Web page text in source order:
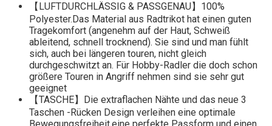
【LUFTDURCHLÄSSIG & PASSGENAU】100%
Polyester.Das Material aus Radtrikot hat einen guten
Tragekomfort (angenehm auf der Haut, Schweiß
ableitend, schnell trocknend). Sie sind und man fühlt
sich, auch bei längeren touren, nicht gleich
durchgeschwitzt an. Für Hobby-Radler die doch schon
größere Touren in Angriff nehmen sind sie sehr gut
geeignet
【TASCHE】Die extraflachen Nähte und das neue 3
Taschen -Rücken Design verleihen eine optimale